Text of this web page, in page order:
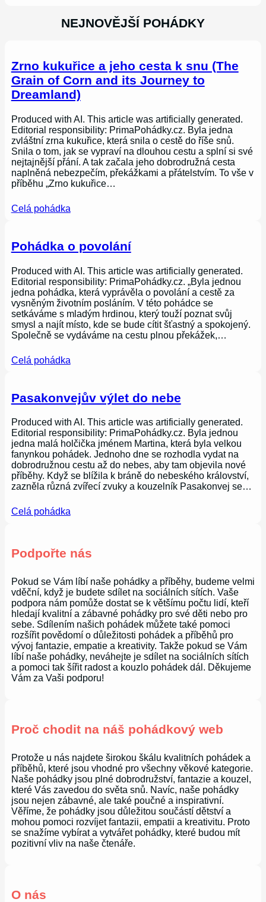
NEJNOVĚJŠÍ POHÁDKY
Zrno kukuřice a jeho cesta k snu (The
Grain of Corn and its Journey to
Dreamland)
Produced with AI. This article was artificially generated.
Editorial responsibility: PrimaPohádky.cz. Byla jedna
zvláštní zrna kukuřice, která snila o cestě do říše snů.
Snila o tom, jak se vypraví na dlouhou cestu a splní si své
nejtajnější přání. A tak začala jeho dobrodružná cesta
naplněná nebezpečím, překážkami a přátelstvím. To vše v
příběhu „Zrno kukuřice…
Celá pohádka
Pohádka o povolání
Produced with AI. This article was artificially generated.
Editorial responsibility: PrimaPohádky.cz. „Byla jednou
jedna pohádka, která vyprávěla o povolání a cestě za
vysněným životním posláním. V této pohádce se
setkáváme s mladým hrdinou, který touží poznat svůj
smysl a najít místo, kde se bude cítit šťastný a spokojený.
Společně se vydáváme na cestu plnou překážek,…
Celá pohádka
Pasakonvejův výlet do nebe
Produced with AI. This article was artificially generated.
Editorial responsibility: PrimaPohádky.cz. Byla jednou
jedna malá holčička jménem Martina, která byla velkou
fanynkou pohádek. Jednoho dne se rozhodla vydat na
dobrodružnou cestu až do nebes, aby tam objevila nové
příběhy. Když se blížila k bráně do nebeského království,
zazněla různá zvířecí zvuky a kouzelník Pasakonvej se…
Celá pohádka
Podpořte nás
Pokud se Vám líbí naše pohádky a příběhy, budeme velmi
vděční, když je budete sdílet na sociálních sítích. Vaše
podpora nám pomůže dostat se k většímu počtu lidí, kteří
hledají kvalitní a zábavné pohádky pro své děti nebo pro
sebe. Sdílením našich pohádek můžete také pomoci
rozšířit povědomí o důležitosti pohádek a příběhů pro
vývoj fantazie, empatie a kreativity. Takže pokud se Vám
líbí naše pohádky, neváhejte je sdílet na sociálních sítích
a pomoci tak šířit radost a kouzlo pohádek dál. Děkujeme
Vám za Vaši podporu!
Proč chodit na náš pohádkový web
Protože u nás najdete širokou škálu kvalitních pohádek a
příběhů, které jsou vhodné pro všechny věkové kategorie.
Naše pohádky jsou plné dobrodružství, fantazie a kouzel,
které Vás zavedou do světa snů. Navíc, naše pohádky
jsou nejen zábavné, ale také poučné a inspirativní.
Věříme, že pohádky jsou důležitou součástí dětství a
mohou pomoci rozvíjet fantazii, empatii a kreativitu. Proto
se snažíme vybírat a vytvářet pohádky, které budou mít
pozitivní vliv na naše čtenáře.
O nás